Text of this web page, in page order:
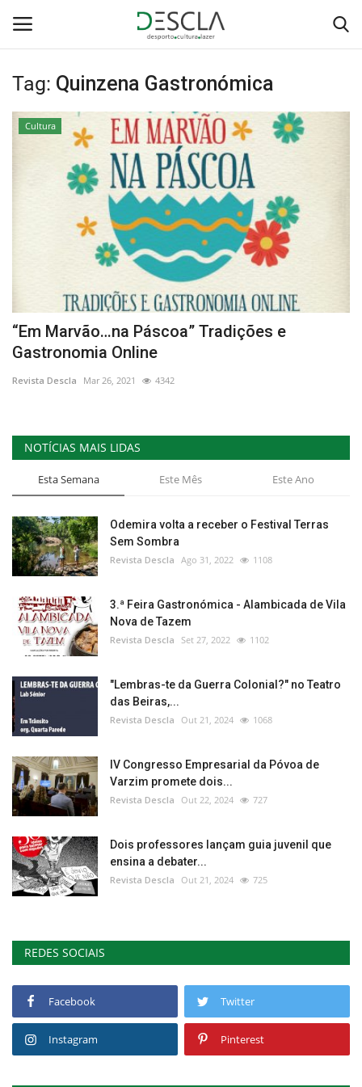
Login Registar
...by Descla
Sobre Nós
Educação
Estatuto Editorial
Saúde
Ficha técnica
Cultura
Lazer
Ambiente
Tag: Quinzena Gastronómica
Cultura
“Em Marvão…na Páscoa” Tradições e
Gastronomia Online
Revista Descla Mar 26, 2021 4342
NOTÍCIAS MAIS LIDAS
Esta Semana Este Mês Este Ano
Odemira volta a receber o Festival Terras
Sem Sombra
Revista Descla Ago 31, 2022 1108
3.ª Feira Gastronómica - Alambicada de Vila
Nova de Tazem
Revista Descla Set 27, 2022 1102
"Lembras-te da Guerra Colonial?" no Teatro
das Beiras,...
Revista Descla Out 21, 2024 1068
IV Congresso Empresarial da Póvoa de
Varzim promete dois...
Revista Descla Out 22, 2024 727
Dois professores lançam guia juvenil que
ensina a debater...
Revista Descla Out 21, 2024 725
REDES SOCIAIS
Facebook Twitter
Instagram Pinterest